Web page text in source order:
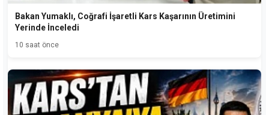
Bakan Yumaklı, Coğrafi İşaretli Kars Kaşarının Üretimini
Yerinde İnceledi
10 saat önce